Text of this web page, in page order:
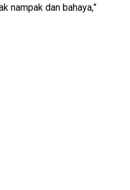
nampak dan bahaya,”